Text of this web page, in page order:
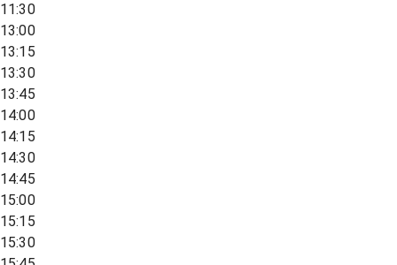
11:30
13:00
13:15
13:30
13:45
14:00
14:15
14:30
14:45
15:00
15:15
15:30